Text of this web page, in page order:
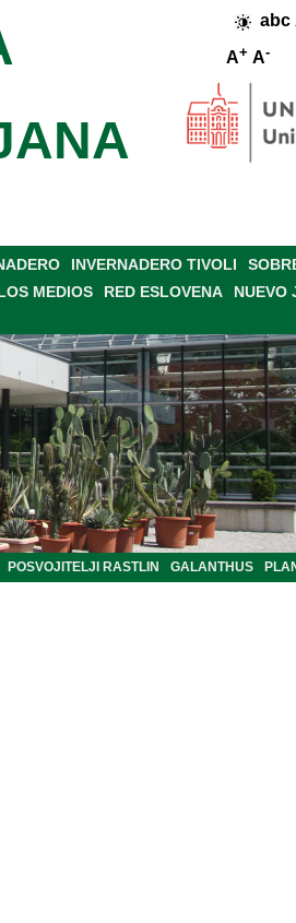
abc
A+ A-
INVERNADERO TIVOLI
MEDIOS RED ESLOVENA NUEVO
POSVOJITELJI RASTLIN GALANTHUS